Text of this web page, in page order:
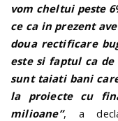
vom cheltui peste
ce ca in prezent
doua rectificare
este si faptul ca
sunt taiati bani
la proiecte cu
milioane”, a